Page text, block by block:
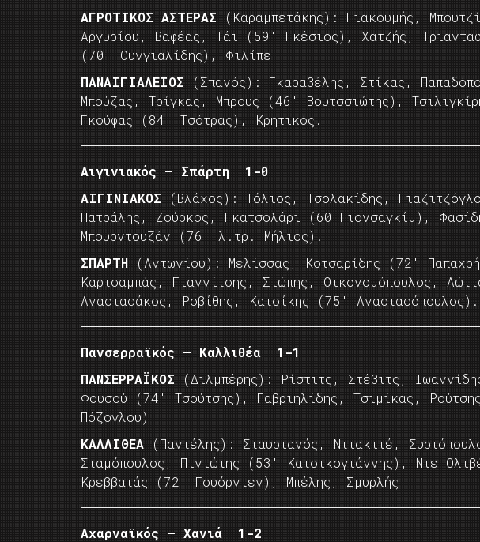
ΑΓΡΟΤΙΚΟΣ ΑΣΤΕΡΑΣ (Καραμπετάκης): Γιακουμής,
Αργυρίου, Βαφέας, Τάι (59′ Γκέσιος), Χατζής,
(70′ Ουνγιαλίδης), Φιλίπε
ΠΑΝΑΙΓΙΑΛΕΙΟΣ (Σπανός): Γκαραβέλης, Στίκας,
Μπούζας, Τρίγκας, Μπρους (46′ Βουτσσιώτης),
Γκούφας (84′ Τσότρας), Κρητικός.
Αιγινιακός – Σπάρτη 1-0
ΑΙΓΙΝΙΑΚΟΣ
(Βλάχος): Τόλιος, Τσολακίδης,
Πατράλης, Ζούρκος, Γκατσολάρι (60 Γιονσαγκίμ),
Μπουρντουζάν (76′ λ.τρ. Μήλιος).
ΣΠΑΡΤΗ (Αντωνίου): Μελίσσας, Κοτσαρίδης (72′
Καρτσαμπάς, Γιαννίτσης, Σιώπης, Οικονομόπουλος,
Αναστασάκος, Ροβίθης, Κατσίκης (75′ Αναστασόπουλος).
Πανσερραϊκός – Καλλιθέα 1-1
ΠΑΝΣΕΡΡΑΪΚΟΣ (Διλμπέρης): Ρίστιτς, Στέβιτς,
Φουσού (74′ Τσούτσης), Γαβριηλίδης, Τσιμίκας,
Πόζογλου)
ΚΑΛΛΙΘΕΑ (Παντέλης): Σταυριανός, Ντιακιτέ,
Σταμόπουλος, Πινιώτης (53′ Κατσικογιάννης), Ντε
Κρεββατάς (72′ Γουόρντεν), Μπέλης, Σμυρλής
Αχαρναϊκός – Χανιά 1-2